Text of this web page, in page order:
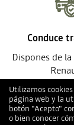
Utilizamos
página web y la
botón "Acepto"
o bien conocer
Conduce
Dispones de